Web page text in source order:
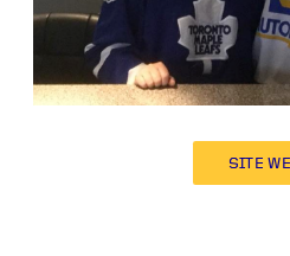
SITE